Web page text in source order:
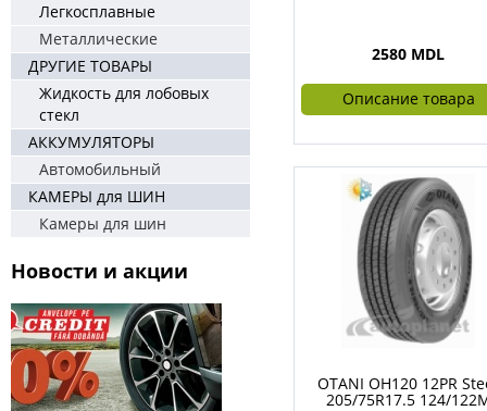
Легкосплавные
Металлические
ДРУГИЕ ТОВАРЫ
Жидкость для лобовых
стекл
АККУМУЛЯТОРЫ
Автомобильный
КАМЕРЫ для ШИН
Камеры для шин
Новости и акции
2580 MDL
Описание товара
OTANI OH120 12PR
205/75R17.5 124/